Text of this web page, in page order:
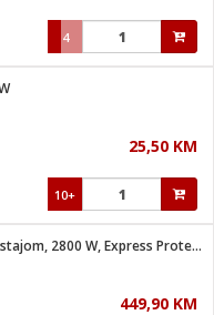
4
25,50 KM
10+
Pegla sa parnom postajom, 2800 W, Express Protect
449,90 KM